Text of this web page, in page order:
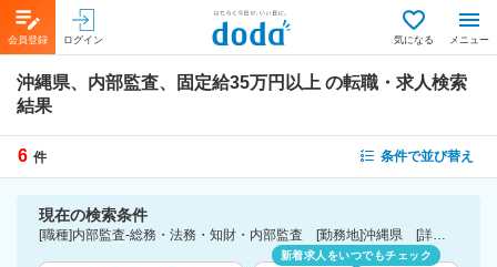
会員登録 ログイン 気になる メニュー
沖縄県、内部監査、固定給35万円以上 の転職・求人検索
結果
6 件 条件で並び替え
現在の検索条件
[職種]内部監査-総務・法務・知財・内部監査 [勤務地]沖縄県 [詳細条件](待遇・福利厚生)固定給35万円以上
新着求人をいつでもチェック